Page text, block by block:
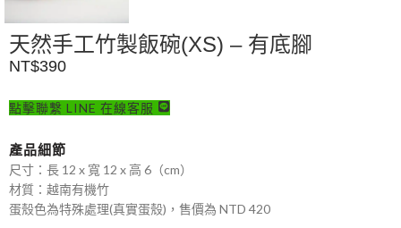
天然手工竹製飯碗(XS) – 有底腳
NT$390
點擊聯繫 LINE 在線客服
產品細節
尺寸：長 12 x 寬 12 x 高 6（cm）
材質：越南有機竹
蛋殼色為特殊處理(真實蛋殼)，售價為 NTD 420